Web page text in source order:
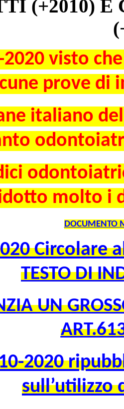
(+2010) E
2020 visto
prove di
italiano
molto i
DOCUMENTO
Circolare
TESTO DI
UN
2020
sull’utilizzo